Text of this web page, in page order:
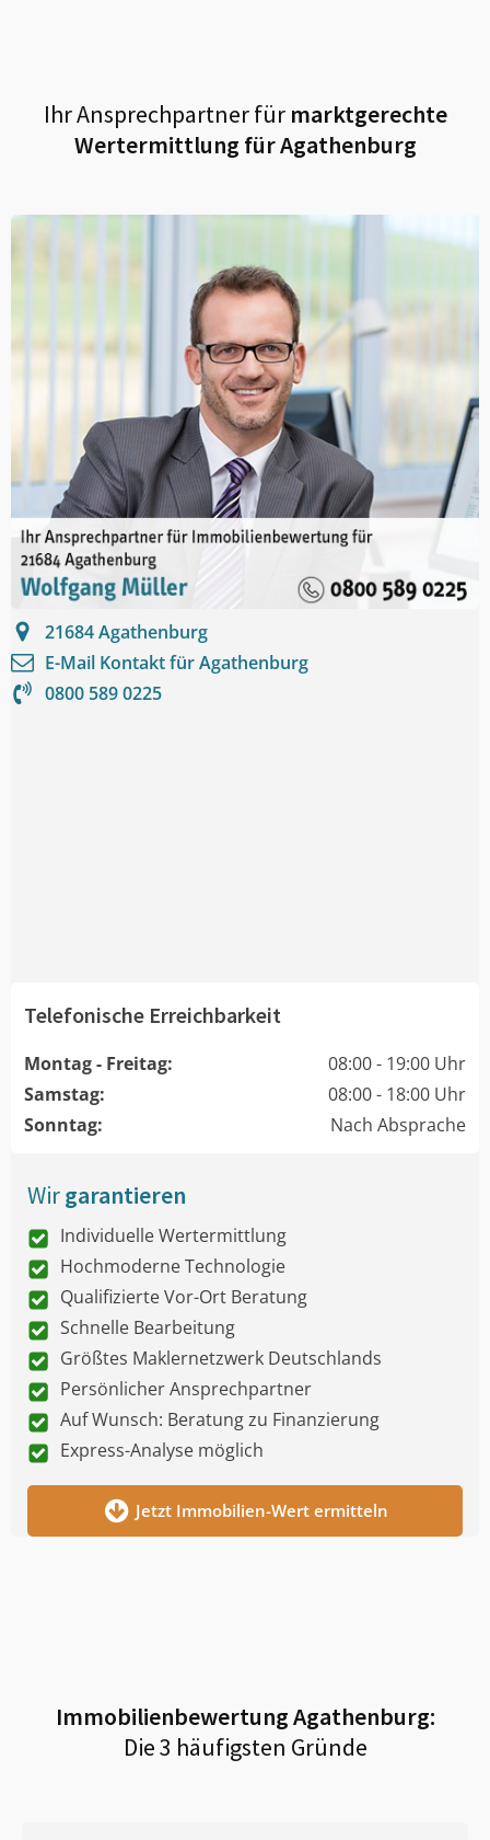
Ihr Ansprechpartner fürmarktgerechte
Wertermittlung fürAgathenburg
21684Agathenburg
E-Mail Kontakt fürAgathenburg
0800 589 0225
Telefonische Erreichbarkeit
Montag - Freitag:
08:00 - 19:00 Uhr
Samstag:
08:00 - 18:00 Uhr
Sonntag:
Nach Absprache
Wirgarantieren
Individuelle Wertermittlung
Hochmoderne Technologie
Qualifizierte Vor-Ort Beratung
Schnelle Bearbeitung
Größtes Maklernetzwerk Deutschlands
Persönlicher Ansprechpartner
Auf Wunsch: Beratung zu Finanzierung
Express-Analyse möglich
Jetzt Immobilien-Wert ermitteln
ImmobilienbewertungAgathenburg:
Die 3 häufigsten Gründe